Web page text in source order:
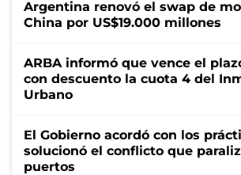
Argentina renovó el swap de
China por US$19.000 millones
ARBA informó que vence el
con descuento la cuota 4 del
Urbano
El Gobierno acordó con los
solucionó el conflicto que
puertos